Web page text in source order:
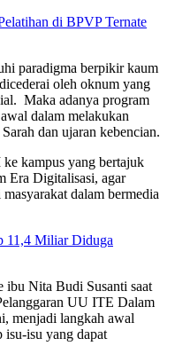
di BPVP Ternate
paradigma berpikir kaum
oleh oknum yang
Maka adanya program
dalam melakukan
dan ujaran kebencian.
kampus yang bertajuk
Era Digitalisasi, agar
dalam bermedia
11,4 Miliar Diduga
ibu Nita Budi Susanti saat
UU ITE Dalam
menjadi langkah awal
isu-isu yang dapat